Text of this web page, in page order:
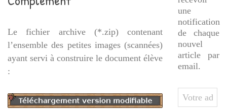
Le fichier archive (*.zip) contenant
l’ensemble des petites images (scannées)
ayant servi à construire le document élève
:
une
notification
de chaque
nouvel
article par
email.
Votre
adresse